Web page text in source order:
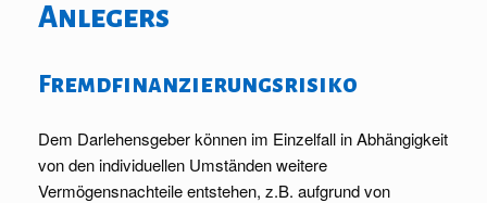
Anlegers
Fremdfinanzierungsrisiko
Dem Darlehensgeber können im Einzelfall in Abhängigkeit
von den individuellen Umständen weitere
Vermögensnachteile entstehen, z.B. aufgrund von